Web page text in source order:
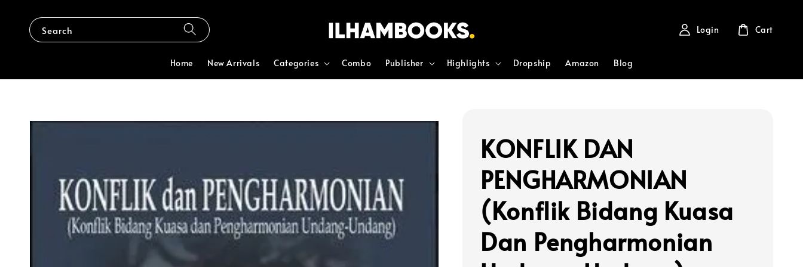
Search
Home New Arrivals Categories Combo Publisher Highlights Dropship Amazon Blog
Login Cart
KONFLIK DAN
PENGHARMONIAN
(Konflik Bidang Kuasa
Dan Pengharmonian